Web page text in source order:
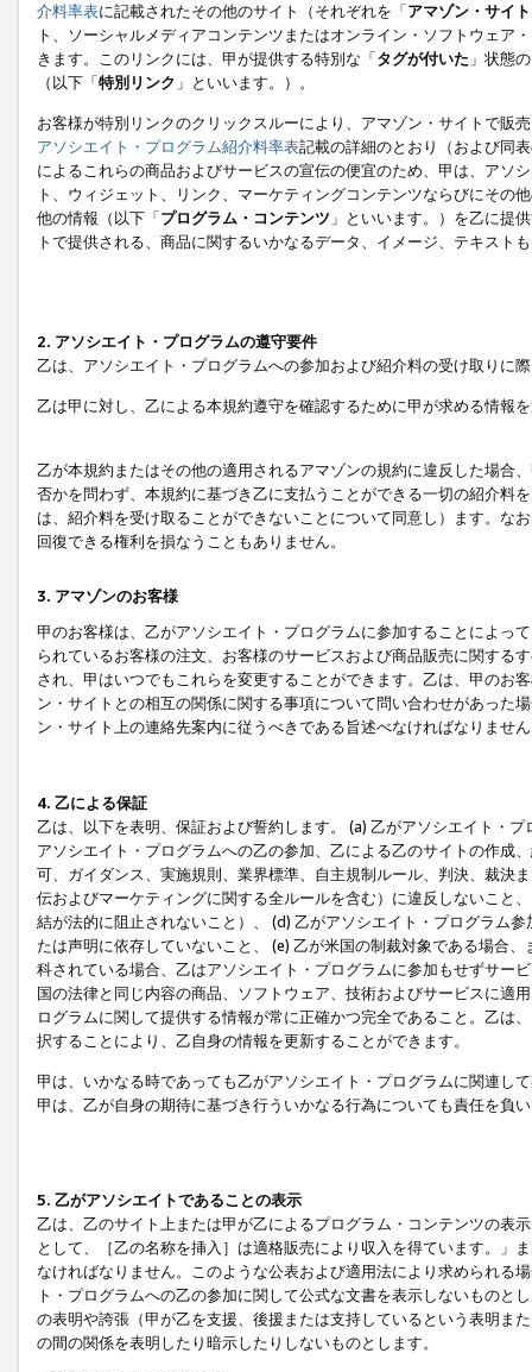
介料率表に記載されたその他のサイト（それぞれを「アマゾン・サイト
ト、ソーシャルメディアコンテンツまたはオンライン・ソフトウェア
きます。このリンクには、甲が提供する特別な「タグが付いた 」状態
（以下「特別リンク 」といいます。）。
お客様が特別リンクのクリックスルーにより、アマゾン・サイトで販
アソシエイト・プログラム紹介料率表記載の詳細のとおり（および同
によるこれらの商品およびサービスの宣伝の便宜のため、甲は、アソ
ト、ウィジェット、リンク、マーケティングコンテンツならびにその
他の情報（以下「プログラム・コンテンツ 」といいます。）を乙に提
トで提供される、商品に関するいかなるデータ、イメージ、テキス
2. アソシエイト・プログラムの遵守要件
乙は、アソシエイト・プログラムへの参加および紹介料の受け取りに
乙は甲に対し、乙による本規約遵守を確認するために甲が求める情報
乙が本規約またはその他の適用されるアマゾンの規約に違反した場合
否かを問わず、本規約に基づき乙に支払うことができる一切の紹介料
は、紹介料を受け取ることができないことについて同意し）ます。な
回復できる権利を損なうこともありません。
3. アマゾンのお客様
甲のお客様は、乙がアソシエイト・プログラムに参加することによっ
られているお客様の注文、お客様のサービスおよび商品販売に関する
され、甲はいつでもこれらを変更することができます。乙は、甲のお
ン・サイトとの相互の関係に関する事項について問い合わせがあった
ン・サイト上の連絡先案内に従うべきである旨述べなければなりませ
4. 乙による保証
乙は、以下を表明、保証および誓約します。 (a) 乙がアソシエイト・
アソシエイト・プログラムへの乙の参加、乙による乙のサイトの作成
可、ガイダンス、実施規則、業界標準、自主規制ルール、判決、裁決
伝およびマーケティングに関する全ルールを含む）に違反しないこと
結が法的に阻止されないこと）、 (d) 乙がアソシエイト・プログラム
たは声明に依存していないこと、 (e) 乙が米国の制裁対象である場合
科されている場合、乙はアソシエイト・プログラムに参加もせずサー
国の法律と同じ内容の商品、ソフトウェア、技術およびサービスに適
ログラムに関して提供する情報が常に正確かつ完全であること。乙は
択することにより、乙自身の情報を更新することができます。
甲は、いかなる時であっても乙がアソシエイト・プログラムに関連し
甲は、乙が自身の期待に基づき行ういかなる行為についても責任を負
5. 乙がアソシエイトであることの表示
乙は、乙のサイト上または甲が乙によるプログラム・コンテンツの表
として、［乙の名称を挿入］は適格販売により収入を得ています。」
なければなりません。このような公表および適用法により求められる
ト・プログラムへの乙の参加に関して公式な文書を表示しないもの
の表明や誇張（甲が乙を支援、後援または支持しているという表明ま
の間の関係を表明したり暗示したりしないものとします。